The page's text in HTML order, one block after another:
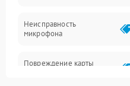
Неисправность
микрофона
Повреждение карты